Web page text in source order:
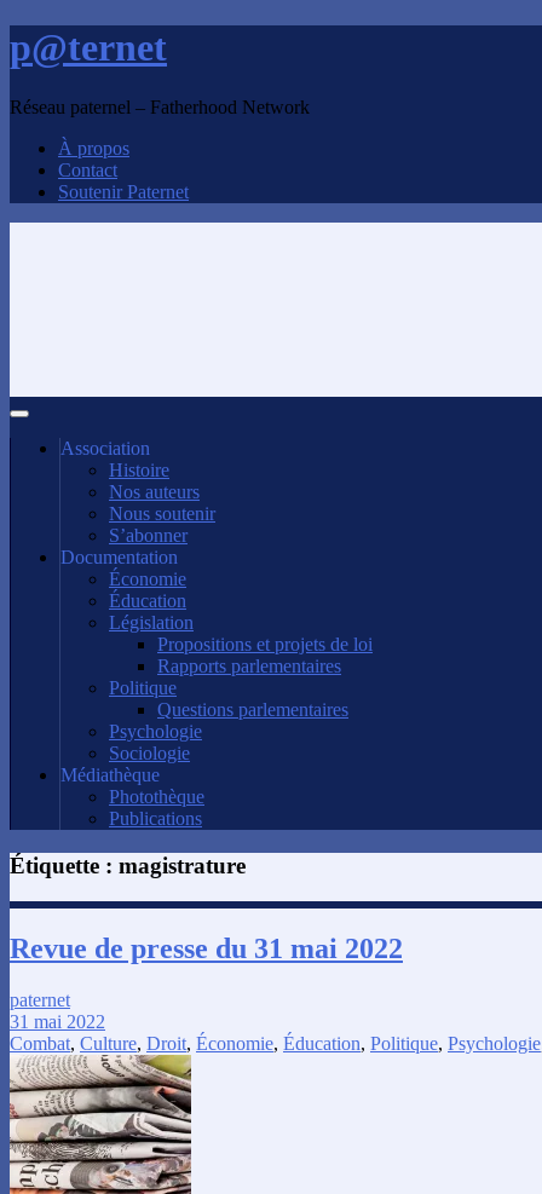
p@ternet
Réseau paternel – Fatherhood Network
À propos
Contact
Soutenir Paternet
Association
Histoire
Nos auteurs
Nous soutenir
S’abonner
Documentation
Économie
Éducation
Législation
Propositions et projets de loi
Rapports parlementaires
Politique
Questions parlementaires
Psychologie
Sociologie
Médiathèque
Photothèque
Publications
Étiquette : magistrature
Revue de presse du 31 mai 2022
paternet
31 mai 2022
Combat, Culture, Droit, Économie, Éducation, Politique, Psychologie